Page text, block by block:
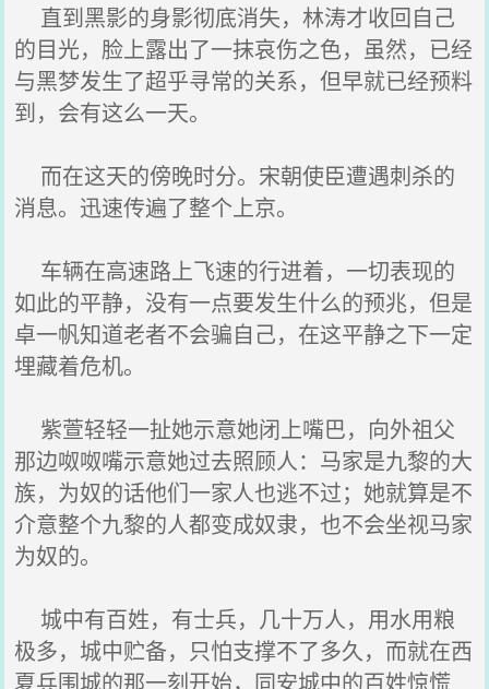
直到黑影的身影彻底消失，林涛才收回自己
的目光，脸上露出了一抹哀伤之色，虽然，已经
与黑梦发生了超乎寻常的关系，但早就已经预料
到，会有这么一天。
而在这天的傍晚时分。宋朝使臣遭遇刺杀的
消息。迅速传遍了整个上京。
车辆在高速路上飞速的行进着，一切表现的
如此的平静，没有一点要发生什么的预兆，但是
卓一帆知道老者不会骗自己，在这平静之下一定
埋藏着危机。
紫萱轻轻一扯她示意她闭上嘴巴，向外祖父
那边呶呶嘴示意她过去照顾人：马家是九黎的大
族，为奴的话他们一家人也逃不过；她就算是不
介意整个九黎的人都变成奴隶，也不会坐视马家
为奴的。
城中有百姓，有士兵，几十万人，用水用粮
极多，城中贮备，只怕支撑不了多久，而就在西
夏兵围城的那一刻开始，同安城中的百姓惊慌